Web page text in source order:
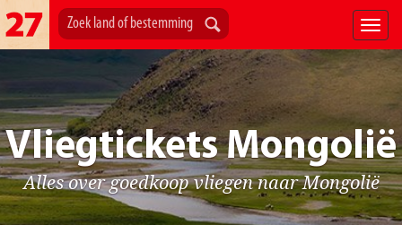
Vliegtickets Mongolië
Alles over goedkoop vliegen naar Mongolië